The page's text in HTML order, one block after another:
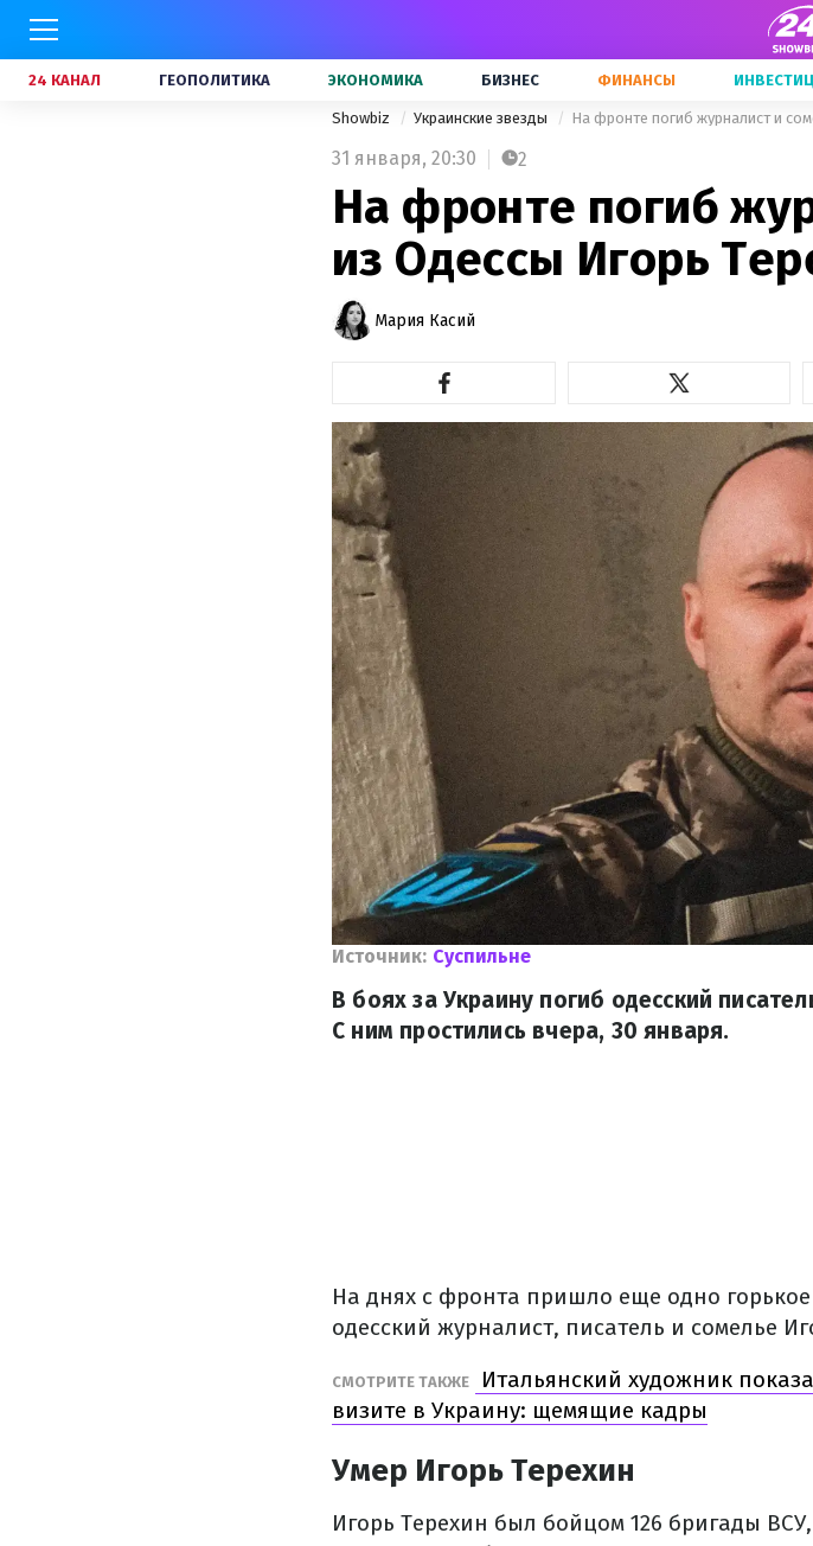
24 КАНАЛ ГЕОПОЛИТИКА ЭКОНОМИКА БИЗНЕС ФИНАНСЫ
Showbiz Украинские звезды На фронте погиб журналист и
31 января, 20:30 2
На фронте погиб
из Одессы Игорь
Мария Касий
Источник: Суспильне
В боях за Украину погиб одесский
С ним простились вчера, 30 января.
На днях с фронта пришло еще одно
одесский журналист, писатель и сомелье
СМОТРИТЕ ТАКЖЕ
Итальянский художник
визите в Украину: щемящие кадры
Умер Игорь Терехин
Игорь Терехин был бойцом 126 бригады